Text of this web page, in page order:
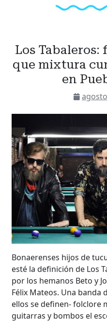
Los
que mixtura
en
Bonaerenses hijos de
esté la definición de Los
por los hemanos Beto y
Félix Mateos. Una banda
ellos se definen- folclore
guitarras y bombos el